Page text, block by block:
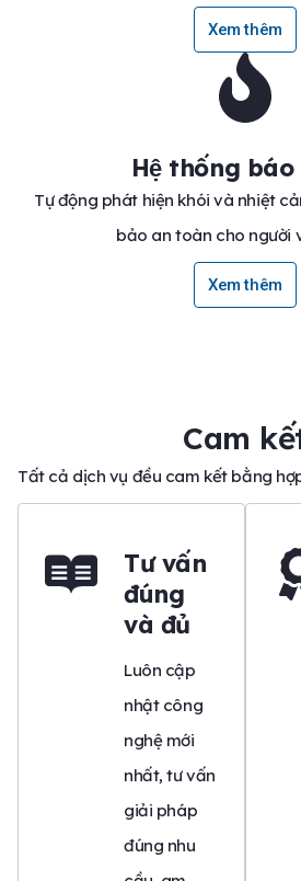
Xem thêm
Hệ thống
Tự động phát hiện khói và nhiệt
bảo an toàn cho người
Xem thêm
Cam
Tất cả dịch vụ đều cam kết bằng
Tư vấn
đúng
và đủ
Luôn cập
nhật công
nghệ mới
nhất, tư vấn
giải pháp
đúng nhu